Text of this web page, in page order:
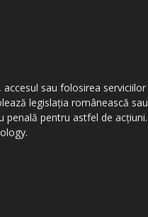
sau folosirea serviciilor
legislația românească sau
penală pentru astfel de acțiuni.